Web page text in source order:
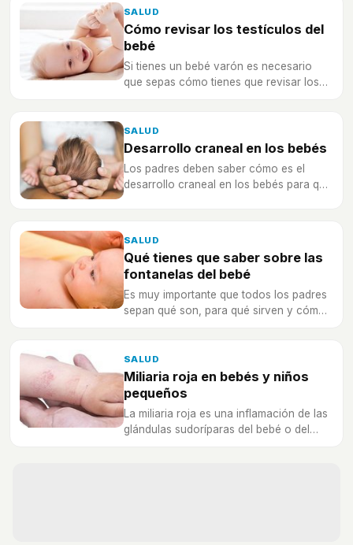
SALUD
Cómo revisar los testículos del
bebé
Si tienes un bebé varón es necesario
que sepas cómo tienes que revisar los
SALUD
Desarrollo craneal en los bebés
Los padres deben saber cómo es el
desarrollo craneal en los bebés para que
SALUD
Qué tienes que saber sobre las
fontanelas del bebé
Es muy importante que todos los padres
sepan qué son, para qué sirven y cómo
SALUD
Miliaria roja en bebés y niños
pequeños
La miliaria roja es una inflamación de las
glándulas sudoríparas del bebé o del